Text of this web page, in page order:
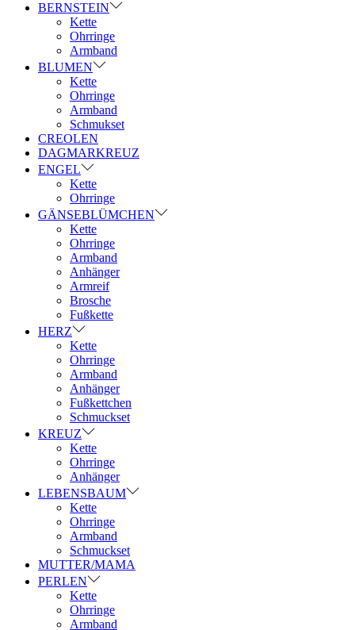
BERNSTEIN
Kette
Ohrringe
Armband
BLUMEN
Kette
Ohrringe
Armband
Schmukset
CREOLEN
DAGMARKREUZ
ENGEL
Kette
Ohrringe
GÄNSEBLÜMCHEN
Kette
Ohrringe
Armband
Anhänger
Armreif
Brosche
Fußkette
HERZ
Kette
Ohrringe
Armband
Anhänger
Fußkettchen
Schmuckset
KREUZ
Kette
Ohrringe
Anhänger
LEBENSBAUM
Kette
Ohrringe
Armband
Schmuckset
MUTTER/MAMA
PERLEN
Kette
Ohrringe
Armband